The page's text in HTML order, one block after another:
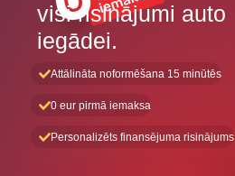
visi risinājumi auto
iegādei.
Attālināta noformēšana 15 minūtēs
0 eur pirmā iemaksa
Personalizēts finansējuma risinājums